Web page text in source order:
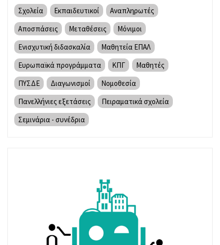
Σχολεία
Εκπαιδευτικοί
Αναπληρωτές
Αποσπάσεις
Μεταθέσεις
Μόνιμοι
Ενισχυτική διδασκαλία
Μαθητεία ΕΠΑΛ
Ευρωπαϊκά προγράμματα
ΚΠΓ
Μαθητές
ΠΥΣΔΕ
Διαγωνισμοί
Νομοθεσία
Πανελλήνιες εξετάσεις
Πειραματικά σχολεία
Σεμινάρια - συνέδρια